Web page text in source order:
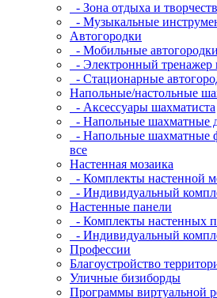
- Зона отдыха и
- Музыкальные
Автогородки
- Мобильные
- Электронный
- Стационарные
Напольные/настольные
- Аксессуары шахматиста
- Напольные шахматные
- Напольные шахматные
все
Настенная мозаика
- Комплекты настенной
- Индивидуальный
Настенные панели
- Комплекты настенных
- Индивидуальный
Профессии
Благоустройство
Уличные бизиборды
Программы виртуальной